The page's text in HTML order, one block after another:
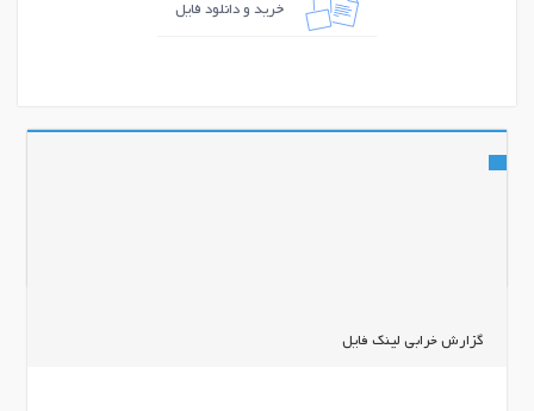
خرید و دانلود فایل
گزارش خرابی لینک فایل